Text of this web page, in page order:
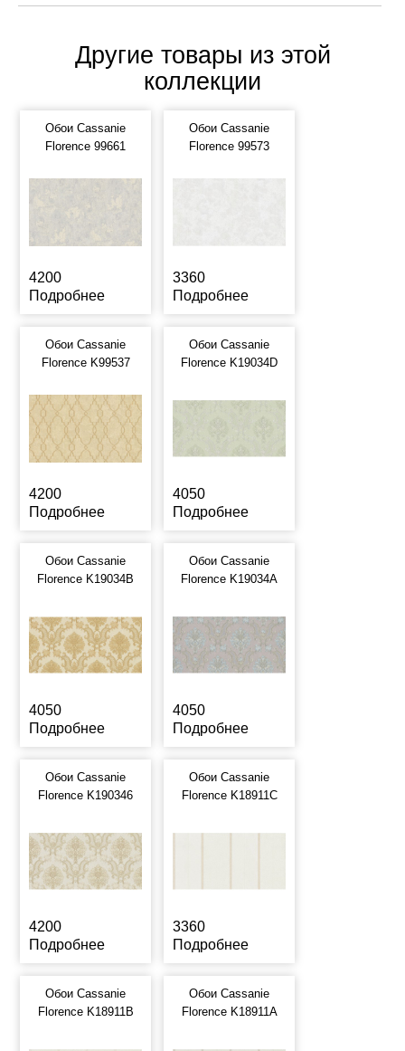
Другие товары из этой
коллекции
Обои Cassanie
Florence 99661
4200
Подробнее
Обои Cassanie
Florence 99573
3360
Подробнее
Обои Cassanie
Florence K99537
4200
Подробнее
Обои Cassanie
Florence K19034D
4050
Подробнее
Обои Cassanie
Florence K19034B
4050
Подробнее
Обои Cassanie
Florence K19034A
4050
Подробнее
Обои Cassanie
Florence K190346
4200
Подробнее
Обои Cassanie
Florence K18911C
3360
Подробнее
Обои Cassanie
Florence K18911B
Обои Cassanie
Florence K18911A